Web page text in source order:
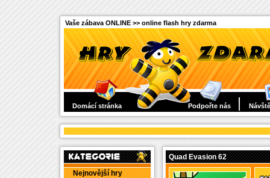
Vaše zábava ONLINE >> online flash hry zdarma
Domácí stránka Podpořte nás
Nejnovější hry
Quad Evasion 62